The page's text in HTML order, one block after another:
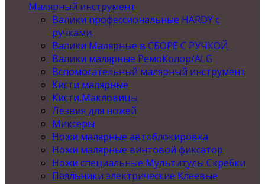
Малярный инструмент
Валики профессиональные HARDY с
ручками
Валики Малярные в СБОРЕ С РУЧКОЙ
Валики малярные РемоКолор/ALG
Вспомогательный малярный инструмент
Кисти малярные
Кисти,Макловицы
Лезвия для ножей
Миксеры
Ножи малярные автоблокировка
Ножи малярные винтовой фиксатор
Ножи специальные Мультитулы Скребки
Паяльники электрические Клеевые